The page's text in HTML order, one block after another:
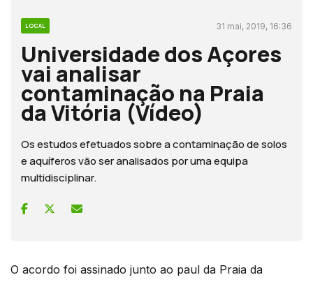
LOCAL 31 mai, 2019, 16:36
Universidade dos Açores
vai analisar
contaminação na Praia
da Vitória (Vídeo)
Os estudos efetuados sobre a contaminação de solos
e aquíferos vão ser analisados por uma equipa
multidisciplinar.
O acordo foi assinado junto ao paul da Praia da